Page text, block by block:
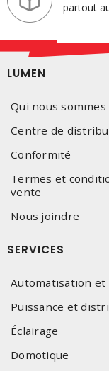
partout
LUMEN
Qui nous sommes
Centre de
Conformité
Termes et
vente
Nous joindre
SERVICES
Automatisation et
Puissance et
Éclairage
Domotique